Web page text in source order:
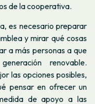
de la cooperativa.
es necesario preparar
y mirar qué cosas
a más personas a que
renovable.
las opciones posibles,
pensar en ofrecer un
de apoyo a las